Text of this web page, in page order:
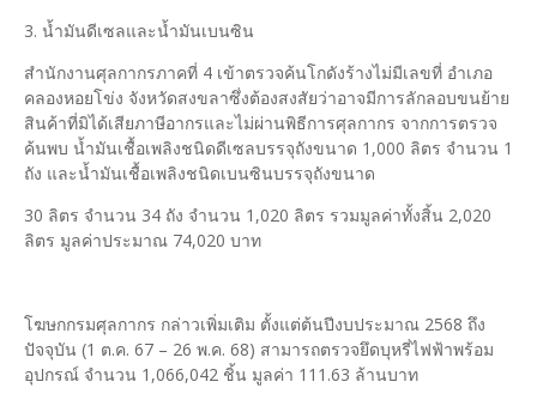
3. น้ำมันดีเซลและน้ำมันเบนซิน
สำนักงานศุลกากรภาคที่ 4 เข้าตรวจค้นโกดังร้างไม่มีเลขที่ อำเภอ
คลองหอยโข่ง จังหวัดสงขลาซึ่งต้องสงสัยว่าอาจมีการลักลอบขนย้าย
สินค้าที่มิได้เสียภาษีอากรและไม่ผ่านพิธีการศุลกากร จากการตรวจ
ค้นพบ น้ำมันเชื้อเพลิงชนิดดีเซลบรรจุถังขนาด 1,000 ลิตร จำนวน 1
ถัง และน้ำมันเชื้อเพลิงชนิดเบนซินบรรจุถังขนาด
30 ลิตร จำนวน 34 ถัง จำนวน 1,020 ลิตร รวมมูลค่าทั้งสิ้น 2,020
ลิตร มูลค่าประมาณ 74,020 บาท
โฆษกกรมศุลกากร กล่าวเพิ่มเติม ตั้งแต่ต้นปีงบประมาณ 2568 ถึง
ปัจจุบัน (1 ต.ค. 67 – 26 พ.ค. 68) สามารถตรวจยึดบุหรี่ไฟฟ้าพร้อม
อุปกรณ์ จำนวน 1,066,042 ชิ้น มูลค่า 111.63 ล้านบาท